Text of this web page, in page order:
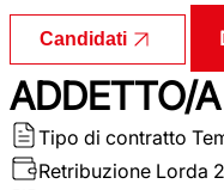
Candidati
ADDETTO/
Tipo di contratto
Retribuzione Lorda